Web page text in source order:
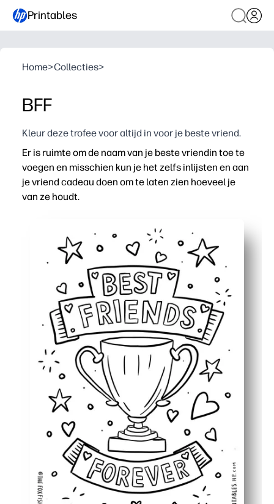
Printables
Home>Collecties>
BFF
Kleur deze trofee voor altijd in voor je beste vriend.
Er is ruimte om de naam van je beste vriendin toe te
voegen en misschien kun je het zelfs inlijsten en aan
je vriend cadeau doen om te laten zien hoeveel je
van ze houdt.
Print-and-Go-activiteit - geen voorbereiding, vul
Verbetert de schrijf- en sociaal-emotionele
Veelzijdig: te gebruiken voor klaslokalen,
Als aandenken: kinderen kleuren, ondertekenen en